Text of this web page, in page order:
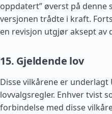
oppdatert” øverst på denne
versjonen trådte i kraft.
en revisjon utgjør aksept av
15. Gjeldende lov
Disse vilkårene er underlagt
lovvalgsregler. Enhver tvist
forbindelse med disse